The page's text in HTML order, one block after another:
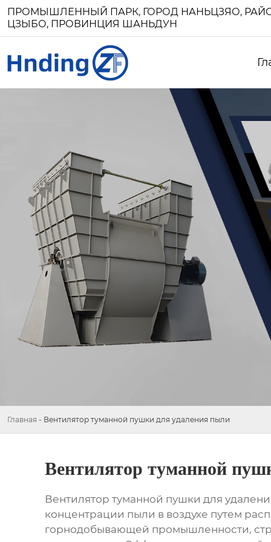
ПРОМЫШЛЕННЫЙ ПАРК, ГОРОД НАНЬЦЗЯО,
ЦЗЫБО, ПРОВИНЦИЯ ШАНЬДУН
Главная - Вентилятор туманной пушки для удаления пыли
Вентилятор туманной
Вентилятор туманной пушки для
концентрации пыли в воздухе путем
горнодобывающей промышленности,